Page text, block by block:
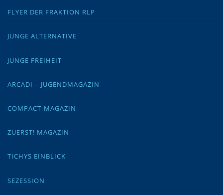
FLYER DER FRAKTION RLP
JUNGE ALTERNATIVE
JUNGE FREIHEIT
ARCADI – JUGENDMAGAZIN
COMPACT-MAGAZIN
ZUERST! MAGAZIN
TICHYS EINBLICK
SEZESSION